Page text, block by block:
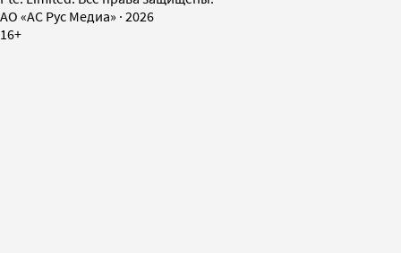
AO «АС Рус Медиа» · 2026
16+